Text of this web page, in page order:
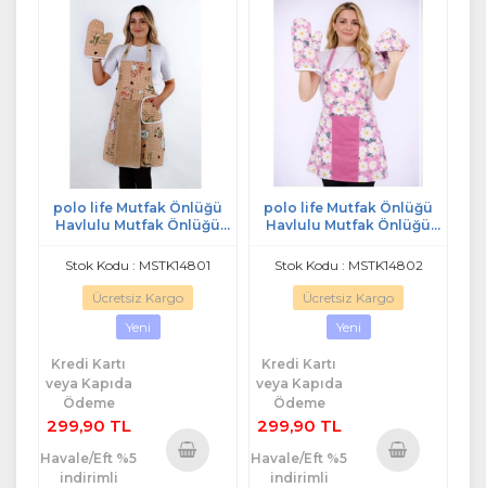
polo life Mutfak Önlüğü
Havlulu Mutfak Önlüğü
Stok Kodu : MSTK14801
Ücretsiz Kargo
Yeni
Kredi Kartı
veya Kapıda
Ödeme
299,90 TL
Havale/Eft %5
indirimli
polo life Mutfak Önlüğü
Havlulu Mutfak Önlüğü
Stok Kodu : MSTK14802
Ücretsiz Kargo
Yeni
Kredi Kartı
veya Kapıda
Ödeme
299,90 TL
Havale/Eft %5
indirimli